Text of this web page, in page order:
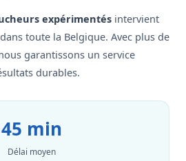
expérimentés intervient
toute la Belgique. Avec plus de
garantissons un service
durables.
45 min
Délai moyen